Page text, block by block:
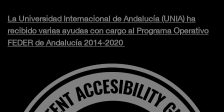
La Universidad Internacional de Andalucía (UNIA) ha
recibido varias ayudas con cargo al Programa Operativo
FEDER de Andalucía 2014-2020